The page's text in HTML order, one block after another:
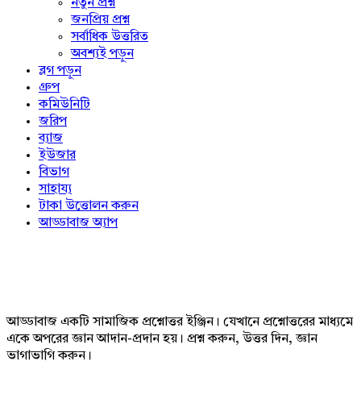
নতুন প্রশ্ন
জনপ্রিয় প্রশ্ন
সর্বাধিক উত্তরিত
অবশ্যই পড়ুন
ব্লগ পড়ুন
গ্রুপ
কমিউনিটি
জরিপ
ব্যাজ
ইউজার
বিভাগ
সাহায্য
টাকা উত্তোলন করুন
আড্ডাবাজ অ্যাপ
আড্ডাবাজ একটি সামাজিক প্রশ্নোত্তর ইঞ্জিন। যেখানে প্রশ্নোত্তরের মাধ্যমে
একে অপরের জ্ঞান আদান-প্রদান হয়। প্রশ্ন করুন, উত্তর দিন, জ্ঞান
ভাগাভাগি করুন।